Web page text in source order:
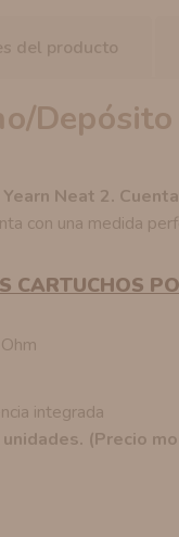
del producto
Neat 2.
con una medida
CARTUCHOS
integrada
(Precio